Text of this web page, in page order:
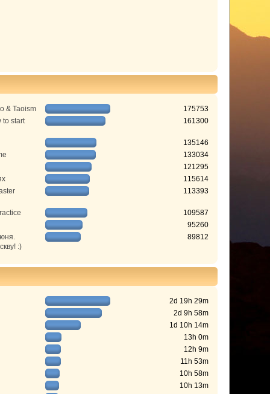
& Taoism
175753
to start
161300
135146
133034
121295
115614
113393
109587
95260
:)
89812
2d 19h 29m
2d 9h 58m
1d 10h 14m
13h 0m
12h 9m
11h 53m
10h 58m
10h 13m